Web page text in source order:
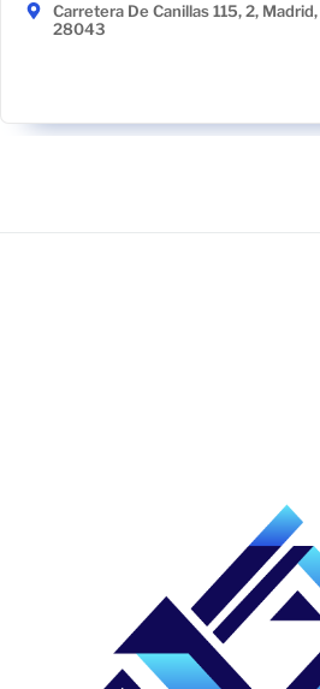
Carretera De Canillas 115, 2, Madrid,
28043